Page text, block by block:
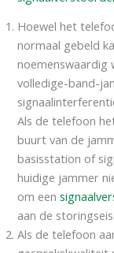
Hoewel het
normaal gebeld
noemenswaardig
volledige-band-
Als de telefoon
buurt van de
basisstation of
huidige jammer
om een
aan de
Als de telefoon